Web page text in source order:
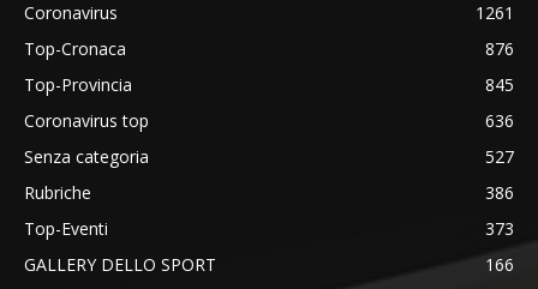
Coronavirus
1261
Top-Cronaca
876
Top-Provincia
845
Coronavirus top
636
Senza categoria
527
Rubriche
386
Top-Eventi
373
GALLERY DELLO SPORT
166